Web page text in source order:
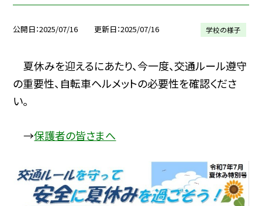
公開日 2025/07/16 更新日 2025/07/16 学校の様子
夏休みを迎えるにあたり、今一度、交通ルール遵守
の重要性、自転車ヘルメットの必要性を確認くださ
い。
→保護者の皆さまへ